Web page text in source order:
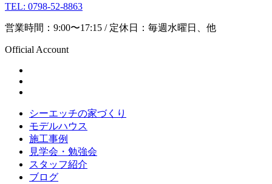
TEL: 0798-52-8863
営業時間：9:00〜17:15 / 定休日：毎週水曜日、他
Official Account
シーエッチの家づくり
モデルハウス
施工事例
見学会・勉強会
スタッフ紹介
ブログ